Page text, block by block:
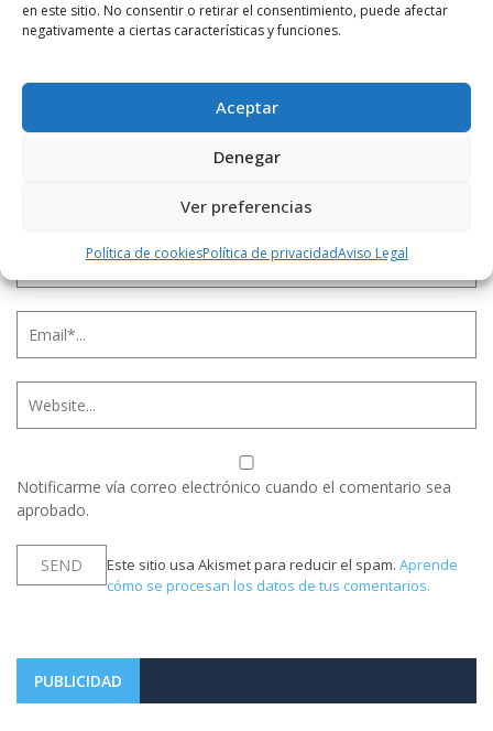
en este sitio. No consentir o retirar el consentimiento, puede afectar
negativamente a ciertas características y funciones.
Aceptar
Denegar
Ver preferencias
Política de cookiesPolítica de privacidadAviso Legal
Notificarme vía correo electrónico cuando el comentario sea
aprobado.
Este sitio usa Akismet para reducir el spam. Aprende
cómo se procesan los datos de tus comentarios.
PUBLICIDAD